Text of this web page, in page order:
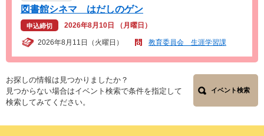
図書館シネマ はだしのゲン
申込締切 2026年8月10日 （月曜日）
2026年8月11日（火曜日） 教育委員会 生涯学習課
お探しの情報は見つかりましたか？
見つからない場合はイベント検索で条件を指定して
検索してみてください。
イベント検索